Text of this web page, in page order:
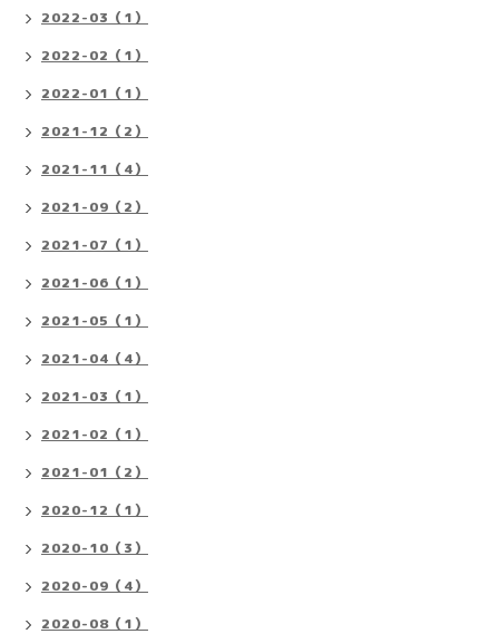
2022-03（1）
2022-02（1）
2022-01（1）
2021-12（2）
2021-11（4）
2021-09（2）
2021-07（1）
2021-06（1）
2021-05（1）
2021-04（4）
2021-03（1）
2021-02（1）
2021-01（2）
2020-12（1）
2020-10（3）
2020-09（4）
2020-08（1）